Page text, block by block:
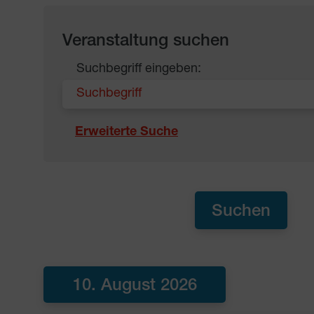
Veranstaltung suchen
Suchbegriff eingeben:
Erweiterte Suche
10. August 2026